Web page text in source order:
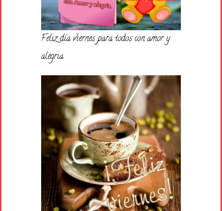
Feliz día viernes para todos con amor y
alegria